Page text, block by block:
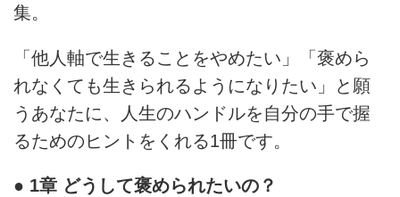
集。
「他人軸で生きることをやめたい」「褒めら
れなくても生きられるようになりたい」と願
うあなたに、人生のハンドルを自分の手で握
るためのヒントをくれる1冊です。
● 1章 どうして褒められたいの？